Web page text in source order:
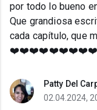
por todo lo bueno
Que grandiosa
cada capítulo, que
Patty Del
02.04.2024,